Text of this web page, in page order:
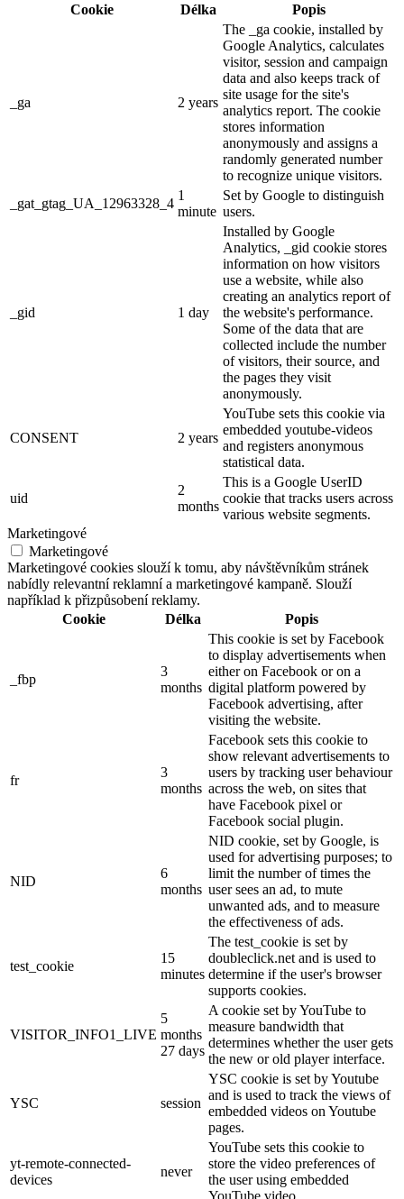
Cookie
Délka Popis
_ga 2 years
The _ga cookie, installed by
Google Analytics, calculates
visitor, session and campaign
data and also keeps track of
site usage for the site's
analytics report. The cookie
stores information
anonymously and assigns a
randomly generated number
to recognize unique visitors.
_gat_gtag_UA_12963328_4
1
minute
Set by Google to distinguish
users.
_gid 1 day
Installed by Google
Analytics, _gid cookie stores
information on how visitors
use a website, while also
creating an analytics report of
the website's performance.
Some of the data that are
collected include the number
of visitors, their source, and
the pages they visit
anonymously.
CONSENT 2 years
YouTube sets this cookie via
embedded youtube-videos
and registers anonymous
statistical data.
uid
2
months
This is a Google UserID
cookie that tracks users across
various website segments.
Marketingové
Marketingové
Marketingové cookies slouží k tomu, aby návštěvníkům stránek
nabídly relevantní reklamní a marketingové kampaně. Slouží
například k přizpůsobení reklamy.
Cookie
Délka Popis
_fbp
3
months
This cookie is set by Facebook
to display advertisements when
either on Facebook or on a
digital platform powered by
Facebook advertising, after
visiting the website.
fr
3
months
Facebook sets this cookie to
show relevant advertisements to
users by tracking user behaviour
across the web, on sites that
have Facebook pixel or
Facebook social plugin.
NID
6
months
NID cookie, set by Google, is
used for advertising purposes; to
limit the number of times the
user sees an ad, to mute
unwanted ads, and to measure
the effectiveness of ads.
test_cookie
15
minutes
The test_cookie is set by
doubleclick.net and is used to
determine if the user's browser
supports cookies.
VISITOR_INFO1_LIVE
5
months
27 days
A cookie set by YouTube to
measure bandwidth that
determines whether the user gets
the new or old player interface.
YSC session
YSC cookie is set by Youtube
and is used to track the views of
embedded videos on Youtube
pages.
yt-remote-connected-
devices
never
YouTube sets this cookie to
store the video preferences of
the user using embedded